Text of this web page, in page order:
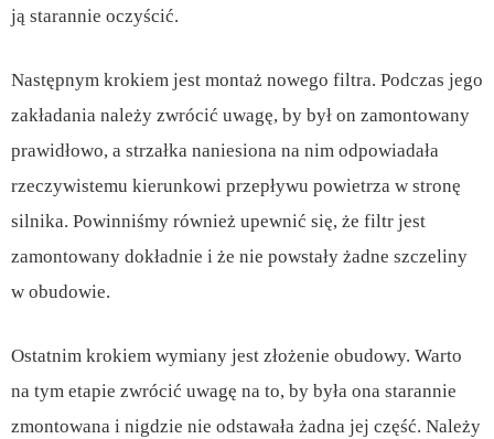
ją starannie oczyścić.
Następnym krokiem jest montaż nowego filtra. Podczas jego
zakładania należy zwrócić uwagę, by był on zamontowany
prawidłowo, a strzałka naniesiona na nim odpowiadała
rzeczywistemu kierunkowi przepływu powietrza w stronę
silnika. Powinniśmy również upewnić się, że filtr jest
zamontowany dokładnie i że nie powstały żadne szczeliny
w obudowie.
Ostatnim krokiem wymiany jest złożenie obudowy. Warto
na tym etapie zwrócić uwagę na to, by była ona starannie
zmontowana i nigdzie nie odstawała żadna jej część. Należy